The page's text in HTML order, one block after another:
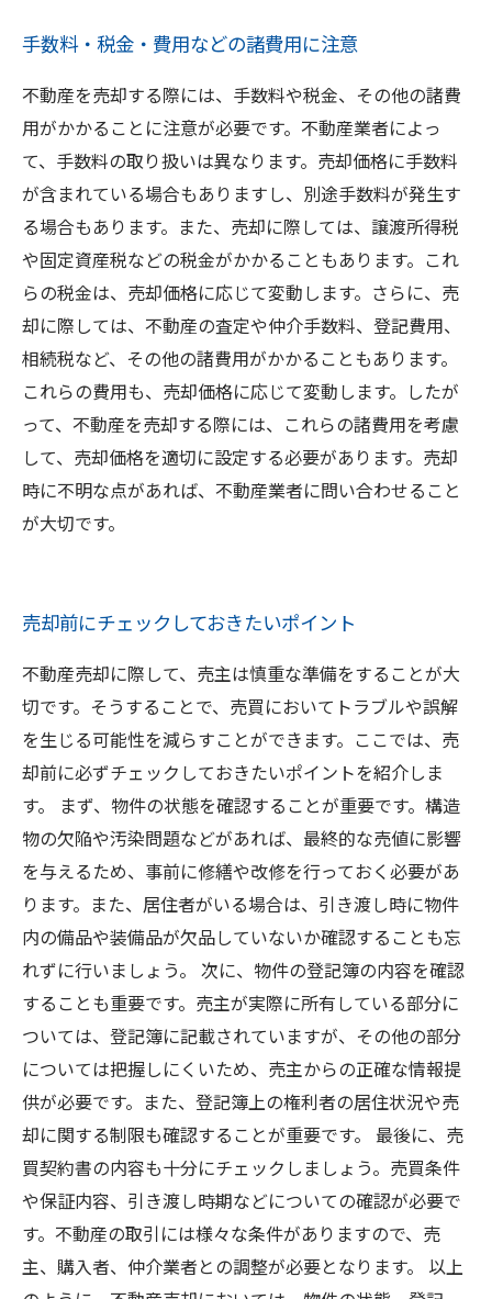
手数料・税金・費用などの諸費用に注意
不動産を売却する際には、手数料や税金、その他の諸費
用がかかることに注意が必要です。不動産業者によっ
て、手数料の取り扱いは異なります。売却価格に手数料
が含まれている場合もありますし、別途手数料が発生す
る場合もあります。また、売却に際しては、譲渡所得税
や固定資産税などの税金がかかることもあります。これ
らの税金は、売却価格に応じて変動します。さらに、売
却に際しては、不動産の査定や仲介手数料、登記費用、
相続税など、その他の諸費用がかかることもあります。
これらの費用も、売却価格に応じて変動します。したが
って、不動産を売却する際には、これらの諸費用を考慮
して、売却価格を適切に設定する必要があります。売却
時に不明な点があれば、不動産業者に問い合わせること
が大切です。
売却前にチェックしておきたいポイント
不動産売却に際して、売主は慎重な準備をすることが大
切です。そうすることで、売買においてトラブルや誤解
を生じる可能性を減らすことができます。ここでは、売
却前に必ずチェックしておきたいポイントを紹介しま
す。 まず、物件の状態を確認することが重要です。構造
物の欠陥や汚染問題などがあれば、最終的な売値に影響
を与えるため、事前に修繕や改修を行っておく必要があ
ります。また、居住者がいる場合は、引き渡し時に物件
内の備品や装備品が欠品していないか確認することも忘
れずに行いましょう。 次に、物件の登記簿の内容を確認
することも重要です。売主が実際に所有している部分に
ついては、登記簿に記載されていますが、その他の部分
については把握しにくいため、売主からの正確な情報提
供が必要です。また、登記簿上の権利者の居住状況や売
却に関する制限も確認することが重要です。 最後に、売
買契約書の内容も十分にチェックしましょう。売買条件
や保証内容、引き渡し時期などについての確認が必要で
す。不動産の取引には様々な条件がありますので、売
主、購入者、仲介業者との調整が必要となります。 以上